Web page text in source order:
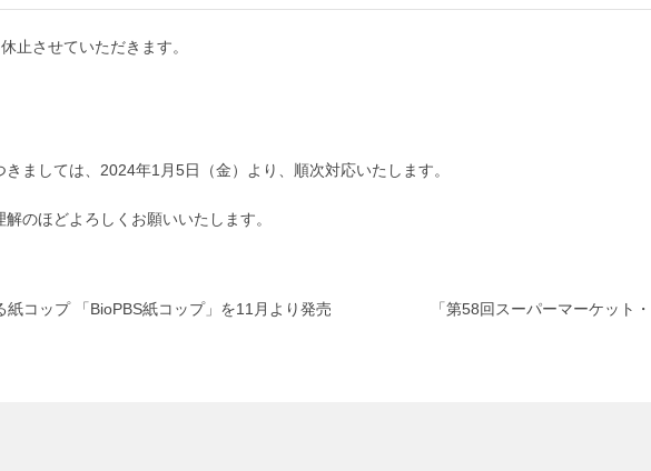
止させていただきます。
ましては、2024年1月5日（金）より、順次対応いたします。
のほどよろしくお願いいたします。
コップ 「BioPBS紙コップ」を11月より発売 「第58回スーパーマーケット